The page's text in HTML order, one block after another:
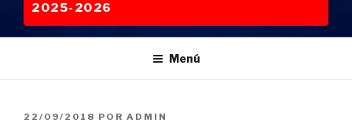
2025-2026
Menú
PUBLICADO
22/09/2018 POR ADMIN